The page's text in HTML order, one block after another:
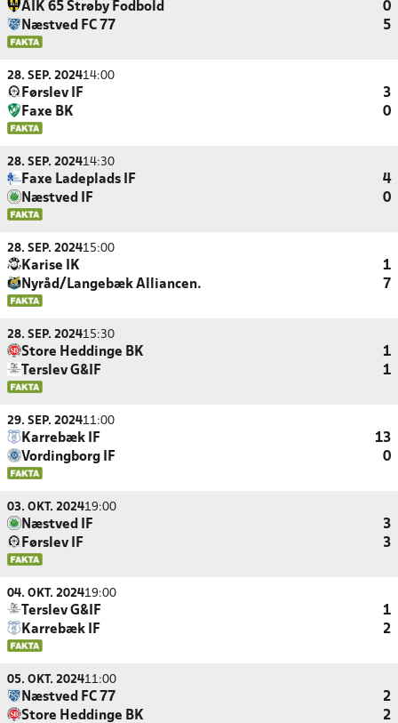
AIK 65 Strøby Fodbold
0
Næstved FC 77
5
28. SEP. 202414:00
Førslev IF
3
Faxe BK
0
28. SEP. 202414:30
Faxe Ladeplads IF
4
Næstved IF
0
28. SEP. 202415:00
Karise IK
1
Nyråd/Langebæk Alliancen.
7
28. SEP. 202415:30
Store Heddinge BK
1
Terslev G&IF
1
29. SEP. 202411:00
Karrebæk IF
13
Vordingborg IF
0
03. OKT. 202419:00
Næstved IF
3
Førslev IF
3
04. OKT. 202419:00
Terslev G&IF
1
Karrebæk IF
2
05. OKT. 202411:00
Næstved FC 77
2
Store Heddinge BK
2